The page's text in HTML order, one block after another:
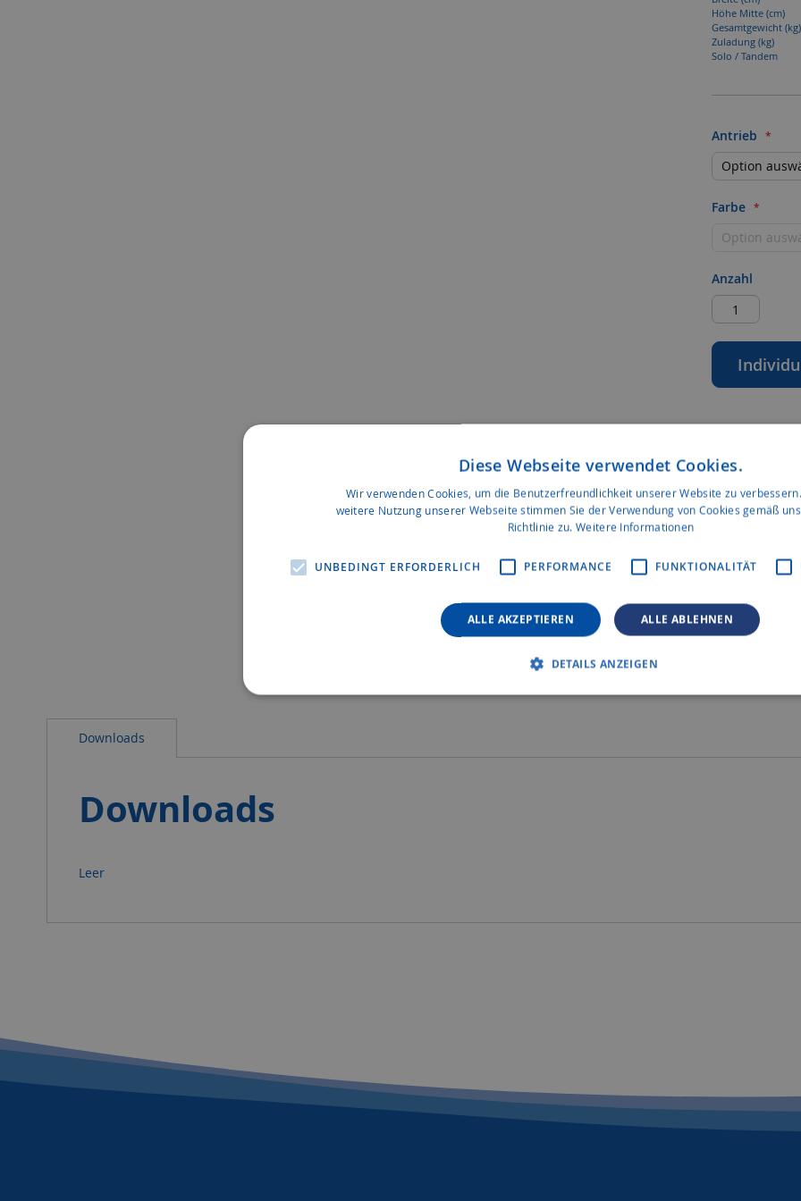
Höhe Mitte (cm)
Gesamtgewicht (kg)
Zuladung (kg)
Solo / Tandem
Antrieb
Farbe
Anzahl
ZUR
ZUR
DAS NEUE
Das
Sehr
„First
Auch
Downloads
Downloads
Leer
Diese Webseite verwendet Cookies.
Wir verwenden Cookies, um die Benutzerfreundlichkeit unserer Website zu
weitere Nutzung unserer Webseite stimmen Sie der Verwendung von Cookies gemäß
Richtlinie zu.Weitere Informationen
UNBEDINGT ERFORDERLICH PERFORMANCE FUNKTIONALITÄT
ALLE AKZEPTIEREN ALLE ABLEHNEN
DETAILS ANZEIGEN